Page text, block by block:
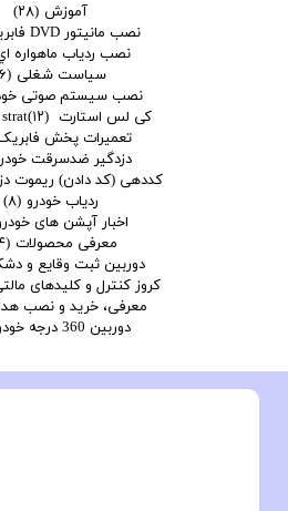
آموزش (۲۸)
نصب مانيتور DVD فابريك
نصب ردياب ماهواره
سیاست شغلی (۶)
نصب سیستم صوتی
کی لس استارت key less strat (۱۲)
تعمیرات پخش
دزدگیر ضدسرقت
کددهی (کد دادن) ریموت
ردیاب خودرو (۸)
اخبار آپشن های
معرفی محصولات (۳۴)
دوربین ثبت وقایع و
کروز کنترل و کلیدهای
معرفی، خرید و نصب
دوربین 360 درجه خودرو